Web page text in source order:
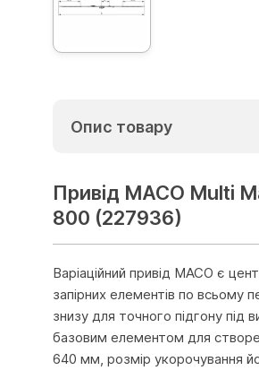
Опис товару
Привід МАСО Multi
800 (227936)
Варіаційний привід MACO є
запірних елементів по всьому
знизу для точного підгону
базовим елементом для
640 мм, розмір укорочування